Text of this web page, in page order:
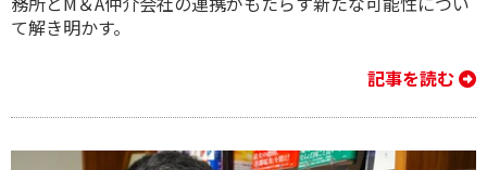
て解き明かす。
記事を読む